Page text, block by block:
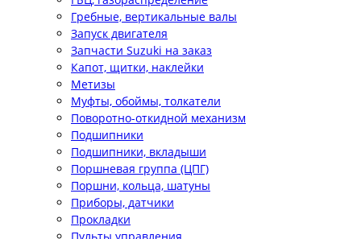
Гребные, вертикальные валы
Запуск двигателя
Запчасти Suzuki на заказ
Капот, щитки, наклейки
Метизы
Муфты, обоймы, толкатели
Поворотно-откидной механизм
Подшипники
Подшипники, вкладыши
Поршневая группа (ЦПГ)
Поршни, кольца, шатуны
Приборы, датчики
Прокладки